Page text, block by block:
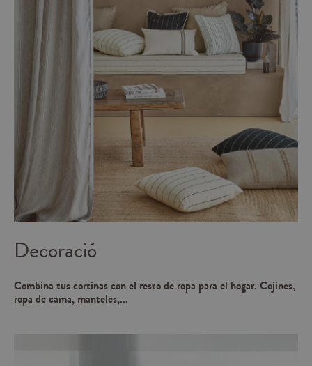
Decoració
Combina tus cortinas con el resto de ropa para el hogar. Cojines,
ropa de cama, manteles,...